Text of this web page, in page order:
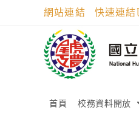
網站連結 快速連結
首頁 校務資料開放